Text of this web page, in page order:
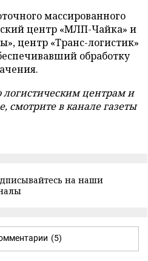
массированного
центр «МЛП-Чайка» и
центр «Транс-логистик»
обработку
логистическим центрам и
смотрите в канале газеты
на наши
(5)